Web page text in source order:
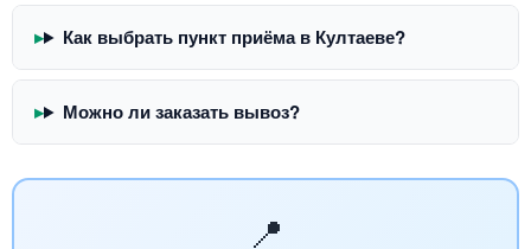
Как выбрать пункт приёма в Култаеве?
Можно ли заказать вывоз?
📍